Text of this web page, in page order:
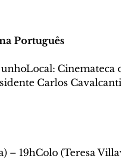
Português
Cinemateca
Carlos
– 19hColo (Teresa